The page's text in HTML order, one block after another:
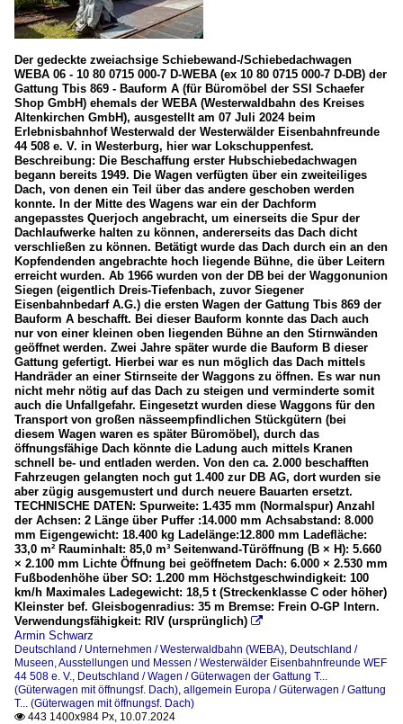
Der gedeckte zweiachsige Schiebewand-/Schiebedachwagen
WEBA 06 - 10 80 0715 000-7 D-WEBA (ex 10 80 0715 000-7 D-DB) der
Gattung Tbis 869 - Bauform A (für Büromöbel der SSI Schaefer
Shop GmbH) ehemals der WEBA (Westerwaldbahn des Kreises
Altenkirchen GmbH), ausgestellt am 07 Juli 2024 beim
Erlebnisbahnhof Westerwald der Westerwälder Eisenbahnfreunde
44 508 e. V. in Westerburg, hier war Lokschuppenfest.
Beschreibung: Die Beschaffung erster Hubschiebedachwagen
begann bereits 1949. Die Wagen verfügten über ein zweiteiliges
Dach, von denen ein Teil über das andere geschoben werden
konnte. In der Mitte des Wagens war ein der Dachform
angepasstes Querjoch angebracht, um einerseits die Spur der
Dachlaufwerke halten zu können, andererseits das Dach dicht
verschließen zu können. Betätigt wurde das Dach durch ein an den
Kopfendenden angebrachte hoch liegende Bühne, die über Leitern
erreicht wurden. Ab 1966 wurden von der DB bei der Waggonunion
Siegen (eigentlich Dreis-Tiefenbach, zuvor Siegener
Eisenbahnbedarf A.G.) die ersten Wagen der Gattung Tbis 869 der
Bauform A beschafft. Bei dieser Bauform konnte das Dach auch
nur von einer kleinen oben liegenden Bühne an den Stirnwänden
geöffnet werden. Zwei Jahre später wurde die Bauform B dieser
Gattung gefertigt. Hierbei war es nun möglich das Dach mittels
Handräder an einer Stirnseite der Waggons zu öffnen. Es war nun
nicht mehr nötig auf das Dach zu steigen und verminderte somit
auch die Unfallgefahr. Eingesetzt wurden diese Waggons für den
Transport von großen nässeempfindlichen Stückgütern (bei
diesem Wagen waren es später Büromöbel), durch das
öffnungsfähige Dach könnte die Ladung auch mittels Kranen
schnell be- und entladen werden. Von den ca. 2.000 beschafften
Fahrzeugen gelangten noch gut 1.400 zur DB AG, dort wurden sie
aber zügig ausgemustert und durch neuere Bauarten ersetzt.
TECHNISCHE DATEN: Spurweite: 1.435 mm (Normalspur) Anzahl
der Achsen: 2 Länge über Puffer :14.000 mm Achsabstand: 8.000
mm Eigengewicht: 18.400 kg Ladelänge:12.800 mm Ladefläche:
33,0 m² Rauminhalt: 85,0 m³ Seitenwand-Türöffnung (B × H): 5.660
× 2.100 mm Lichte Öffnung bei geöffnetem Dach: 6.000 × 2.530 mm
Fußbodenhöhe über SO: 1.200 mm Höchstgeschwindigkeit: 100
km/h Maximales Ladegewicht: 18,5 t (Streckenklasse C oder höher)
Kleinster bef. Gleisbogenradius: 35 m Bremse: Frein O-GP Intern.
Verwendungsfähigkeit: RIV (ursprünglich) 
Armin Schwarz
Deutschland / Unternehmen / Westerwaldbahn (WEBA) Deutschland /
Museen, Ausstellungen und Messen / Westerwälder Eisenbahnfreunde WEF
44 508 e. V.
Deutschland / Wagen / Güterwagen der Gattung T...
(Güterwagen mit öffnungsf. Dach) allgemein Europa / Güterwagen / Gattung
T... (Güterwagen mit öffnungsf. Dach)
 443 1400x984 Px, 10.07.2024